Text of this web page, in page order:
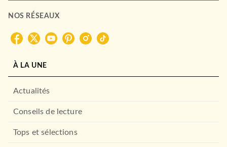
NOS RÉSEAUX
À LA UNE
Actualités
Conseils de lecture
Tops et sélections